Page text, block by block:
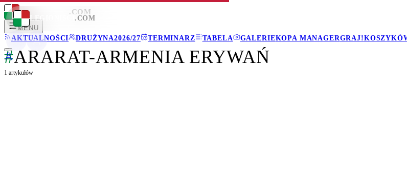
LEGIONISCI .COM
MENU
AKTUALNOŚCI
DRUŻYNA2026/27 TERMINARZ TABELA GALERIEKOPA MANAGERGRAJ!
LEGIONISCI .COM
#ARARAT-ARMENIA ERYWAŃ
1 artykułów